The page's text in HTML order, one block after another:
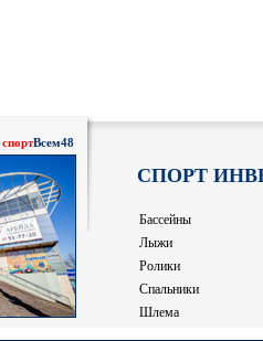
спортВсем48
СПОРТ
Бассейны
Лыжи
Ролики
Спальники
Шлема